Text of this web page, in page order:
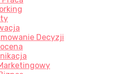
Decyzji